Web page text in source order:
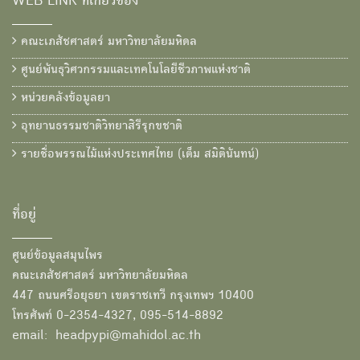
คณะเภสัชศาสตร์ มหาวิทยาลัยมหิดล
ศูนย์พันธุวิศวกรรมและเทคโนโลยีชีวภาพแห่งชาติ
หน่วยคลังข้อมูลยา
อุทยานธรรมชาติวิทยาสิรีรุกขชาติ
รายชื่อพรรณไม้แห่งประเทศไทย (เต็ม สมิตินันทน์)
ที่อยู่
ศูนย์ข้อมูลสมุนไพร
คณะเภสัชศาสตร์ มหาวิทยาลัยมหิดล
447 ถนนศรีอยุธยา เขตราชเทวี กรุงเทพฯ 10400
โทรศัพท์ 0-2354-4327, 095-514-8892
email: headpypi@mahidol.ac.th